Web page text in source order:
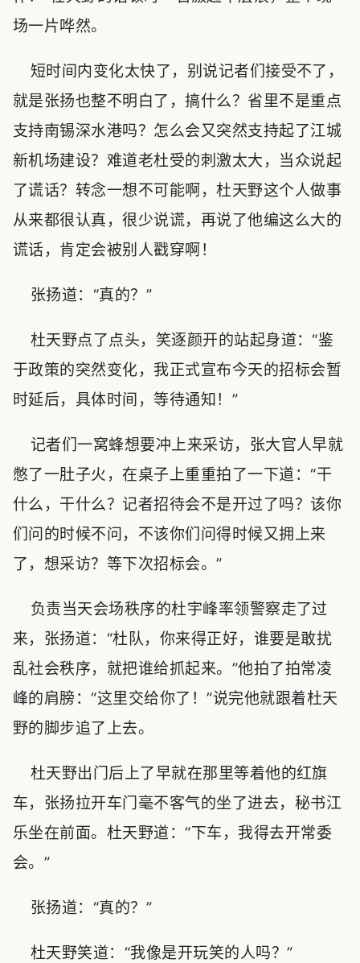
场一片哗然。
短时间内变化太快了，别说记者们接受不了，
就是张扬也整不明白了，搞什么？省里不是重点
支持南锡深水港吗？怎么会又突然支持起了江城
新机场建设？难道老杜受的刺激太大，当众说起
了谎话？转念一想不可能啊，杜天野这个人做事
从来都很认真，很少说谎，再说了他编这么大的
谎话，肯定会被别人戳穿啊！
张扬道：“真的？”
杜天野点了点头，笑逐颜开的站起身道：“鉴
于政策的突然变化，我正式宣布今天的招标会暂
时延后，具体时间，等待通知！”
记者们一窝蜂想要冲上来采访，张大官人早就
憋了一肚子火，在桌子上重重拍了一下道：“干
什么，干什么？记者招待会不是开过了吗？该你
们问的时候不问，不该你们问得时候又拥上来
了，想采访？等下次招标会。”
负责当天会场秩序的杜宇峰率领警察走了过
来，张扬道：“杜队，你来得正好，谁要是敢扰
乱社会秩序，就把谁给抓起来。”他拍了拍常凌
峰的肩膀：“这里交给你了！”说完他就跟着杜天
野的脚步追了上去。
杜天野出门后上了早就在那里等着他的红旗
车，张扬拉开车门毫不客气的坐了进去，秘书江
乐坐在前面。杜天野道：“下车，我得去开常委
会。”
张扬道：“真的？”
杜天野笑道：“我像是开玩笑的人吗？”